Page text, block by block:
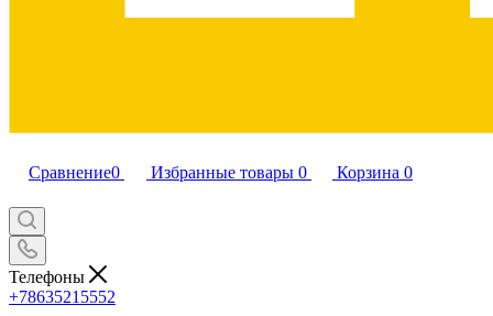
Сравнение0 Избранные товары 0 Корзина 0
Телефоны
+78635215552